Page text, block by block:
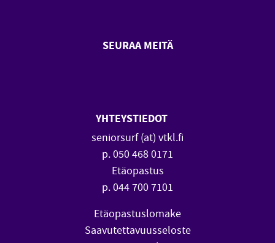
SEURAA MEITÄ
YHTEYSTIEDOT
seniorsurf (at) vtkl.fi
p. 050 468 0171
Etäopastus
p. 044 700 7101
Etäopastuslomake
Saavutettavuusseloste